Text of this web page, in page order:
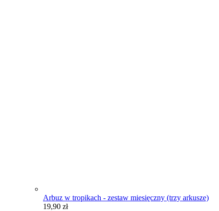
Arbuz w tropikach - zestaw miesięczny (trzy arkusze)
19,90 zł